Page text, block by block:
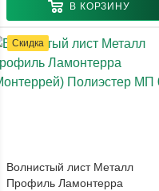
В КОРЗИНУ
Скидка
Волнистый лист Металл
Профиль Ламонтерра